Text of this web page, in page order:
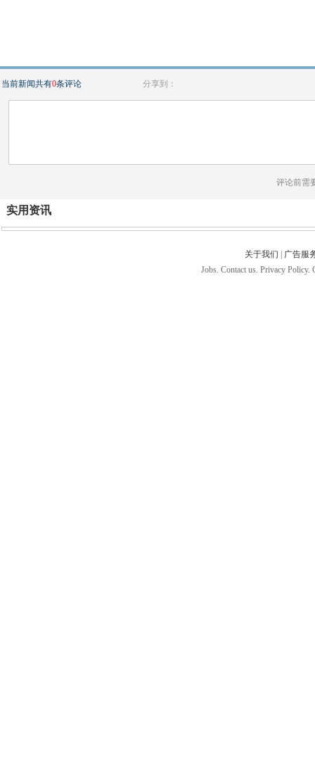
当前新闻共有0条评论 分享到：
评论前需
实用资讯
关于我们
广告服
Jobs. Contact us. Privacy